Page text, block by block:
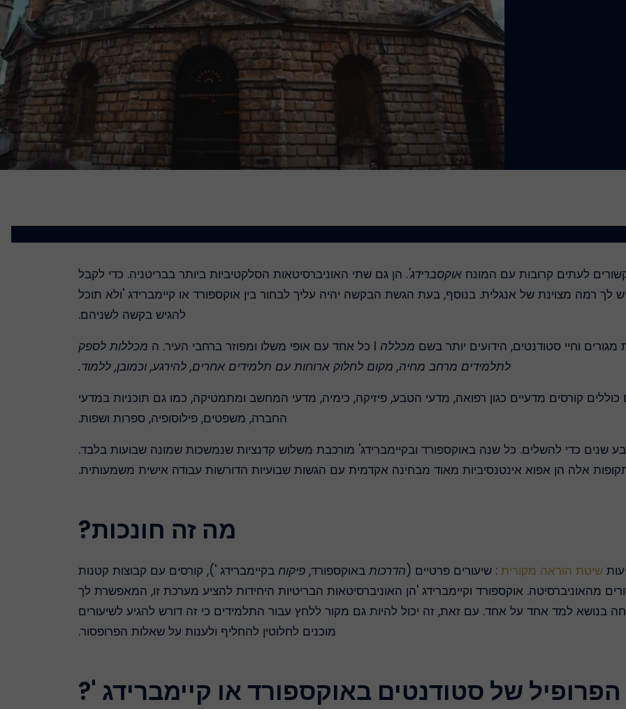
לעתים קרובות עם המונח אוקסברידג'. הן גם שתי האוניברסיטאות הסלקטיביות ביותר בבריטניה. כדי לקבל
לך רמה מצוינת של אנגלית. בנוסף, בעת הגשת הבקשה יהיה עליך לבחור בין אוקספורד או קיימברידג 'ולא תוכל
להגיש בקשה לשניהם.
וחיי סטודנטים, הידועים יותר בשם מכללה I כל אחד עם אופי משלו ומפוזר ברחבי העיר. ה מכללות לספק
לתלמידים מרחב מחיה, מקום לחלוק ארוחות עם תלמידים אחרים, להירגע, וכמובן, ללמוד.
קורסים מדעיים כגון רפואה, מדעי הטבע, פיזיקה, כימיה, מדעי המחשב ומתמטיקה, כמו גם תוכניות במדעי
החברה, משפטים, פילוסופיה, ספרות ושפות.
שנים כדי להשלים. כל שנה באוקספורד ובקיימברידג' מורכבת משלוש קדנציות שנמשכות שמונה שבועות בלבד.
אלה הן אפוא אינטנסיביות מאוד מבחינה אקדמית עם הגשות שבועיות הדורשות עבודה אישית משמעותית.
מה זה חונכות?
שיטת הוראה מקורית : שיעורים פרטיים (הדרכות באוקספורד, פיקוח בקיימברידג '), קורסים עם קבוצות קטנות
מהאוניברסיטה. אוקספורד וקיימברידג 'הן האוניברסיטאות הבריטיות היחידות להציע מערכת זו, המאפשרת לך
בנושא למד אחד על אחד. עם זאת, זה יכול להיות גם מקור ללחץ עבור התלמידים כי זה דורש להגיע לשיעורים
מוכנים לחלוטין להחליף ולענות על שאלות הפרופסור.
של סטודנטים באוקספורד או קיימברידג '?